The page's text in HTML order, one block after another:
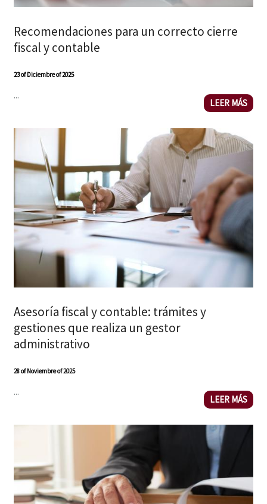
Recomendaciones para un correcto cierre
fiscal y contable
23 of Diciembre of 2025
...
LEER MÁS
Asesoría fiscal y contable: trámites y
gestiones que realiza un gestor
administrativo
28 of Noviembre of 2025
...
LEER MÁS